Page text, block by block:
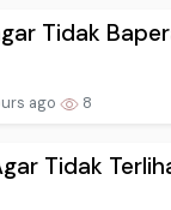
Tidak
ago 8
Tidak